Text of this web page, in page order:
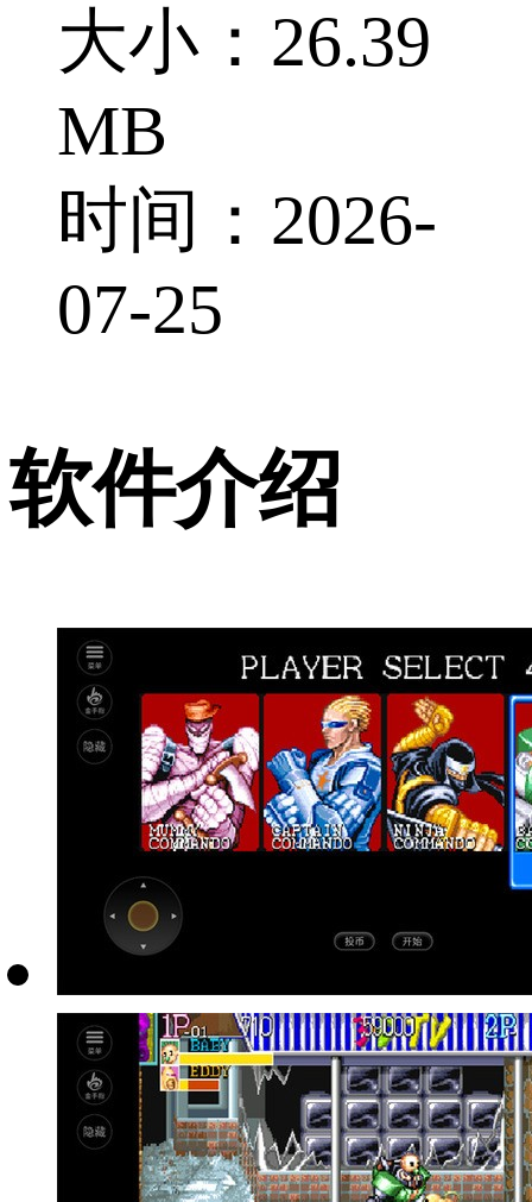
大小：26.39
MB
时间：2026-
07-25
软件介绍